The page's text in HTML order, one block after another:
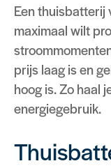
Een thuisbatterij
maximaal wilt
prijs laag is en
hoog is. Zo haal
energiegebruik.